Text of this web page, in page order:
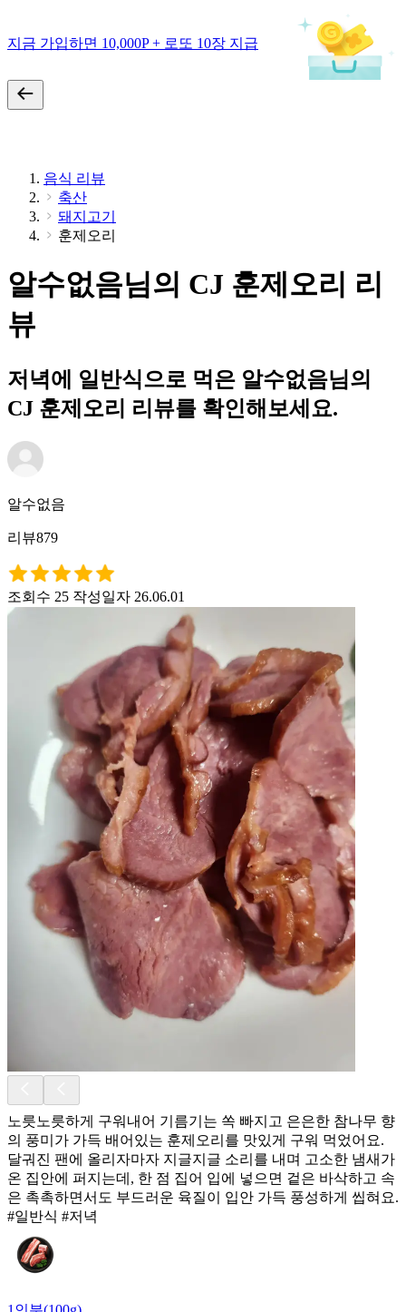
지금 가입하면 10,000P + 로또 10장 지급
음식 리뷰
축산
돼지고기
훈제오리
알수없음님의 CJ 훈제오리 리
뷰
저녁에 일반식으로 먹은 알수없음님의
CJ 훈제오리 리뷰를 확인해보세요.
알수없음
리뷰879
조회수 25 작성일자 26.06.01
노릇노릇하게 구워내어 기름기는 쏙 빠지고 은은한 참나무 향
의 풍미가 가득 배어있는 훈제오리를 맛있게 구워 먹었어요.
달궈진 팬에 올리자마자 지글지글 소리를 내며 고소한 냄새가
온 집안에 퍼지는데, 한 점 집어 입에 넣으면 겉은 바삭하고 속
은 촉촉하면서도 부드러운 육질이 입안 가득 풍성하게 씹혀요.
#일반식 #저녁